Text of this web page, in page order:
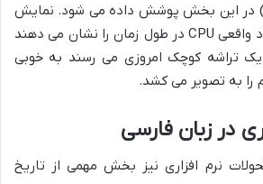
در این بخش پوشش داده می شود. نمایش
فریم های فلزی که ابعاد واقعی CPU در طول زمان را نشان می دهند
یک تراشه کوچک امروزی می رسند به خوبی
به تصویر می کشد.
در زبان فارسی
نرم افزاری نیز بخش مهمی از تاریخ